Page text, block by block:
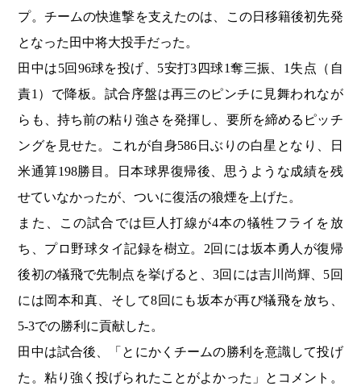
プ。チームの快進撃を支えたのは、この日移籍後初先発
となった田中将大投手だった。
田中は5回96球を投げ、5安打3四球1奪三振、1失点（自
責1）で降板。試合序盤は再三のピンチに見舞われなが
らも、持ち前の粘り強さを発揮し、要所を締めるピッチ
ングを見せた。これが自身586日ぶりの白星となり、日
米通算198勝目。日本球界復帰後、思うような成績を残
せていなかったが、ついに復活の狼煙を上げた。
また、この試合では巨人打線が4本の犠牲フライを放
ち、プロ野球タイ記録を樹立。2回には坂本勇人が復帰
後初の犠飛で先制点を挙げると、3回には吉川尚輝、5回
には岡本和真、そして8回にも坂本が再び犠飛を放ち、
5-3での勝利に貢献した。
田中は試合後、「とにかくチームの勝利を意識して投げ
た。粘り強く投げられたことがよかった」とコメント。